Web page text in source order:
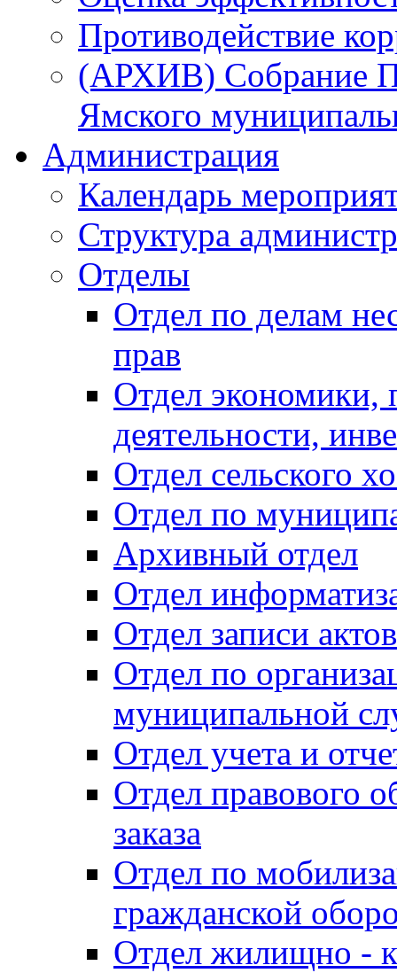
Противодействие
(АРХИВ) Собрание
Ямского
Администрация
Календарь
Структура
Отделы
Отдел по делам
прав
Отдел экономики,
деятельности,
Отдел сельского
Отдел по
Архивный отдел
Отдел
Отдел записи
Отдел по
муниципальной
Отдел учета и
Отдел правового
заказа
Отдел по
гражданской
Отдел жилищно -